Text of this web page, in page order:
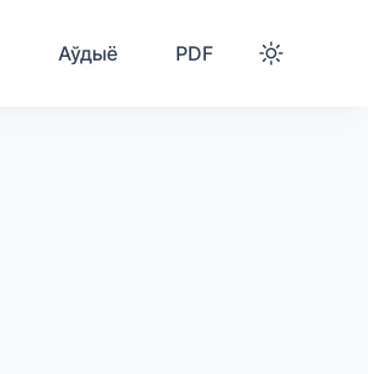
Аўдыё PDF